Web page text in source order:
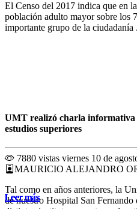
Leer más
Leer más
Leer más
Leer más
El Censo del 2017 indica que en
población adulto mayor sobre los
importante grupo de la ciudadanía
Leer más
UMT realizó charla informativa
estudios superiores
7880 vistas viernes 10 de
MAURICIO ALEJANDRO
Tal como en años anteriores, la
de nuestro Hospital San
Leer más
Leer más
Leer más
Leer más
Leer más
Leer más
Leer más